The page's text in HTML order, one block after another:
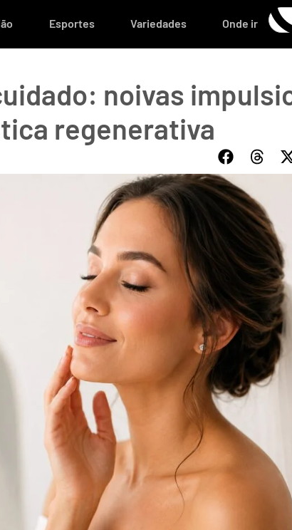
Esportes Variedades Onde ir
noivas
regenerativa